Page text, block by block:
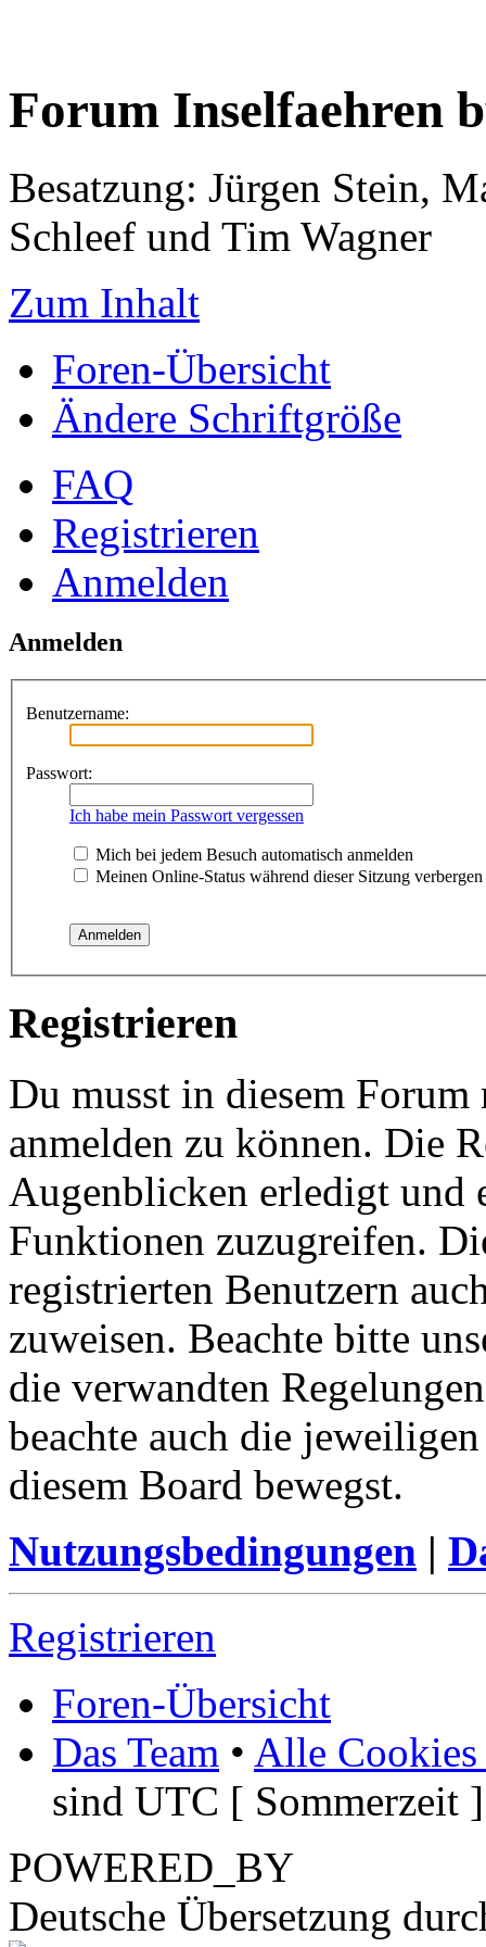
Forum Inselfaehren
Besatzung: Jürgen Stein,
Schleef und Tim Wagner
Zum Inhalt
Foren-Übersicht
Ändere Schriftgröße
FAQ
Registrieren
Anmelden
Anmelden
Benutzername:
Passwort:
Ich habe mein Passwort vergessen
Mich bei jedem Besuch automatisch anmelden
Meinen Online-Status während dieser Sitzung verbergen
Registrieren
Du musst in diesem
anmelden zu können. Die
Augenblicken erledigt und
Funktionen zuzugreifen.
registrierten Benutzern
zuweisen. Beachte bitte
die verwandten
beachte auch die
diesem Board bewegst.
Nutzungsbedingungen |
Registrieren
Foren-Übersicht
Das Team • Alle Cookies
sind UTC [ Sommerzeit ]
POWERED_BY
Deutsche Übersetzung